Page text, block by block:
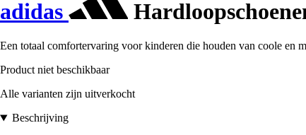
adidas
Een totaal comfortervaring voor kinderen die houden van coole en
Product niet beschikbaar
Alle varianten zijn uitverkocht
Beschrijving